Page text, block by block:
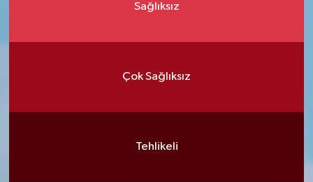
Sağlıksız
Çok Sağlıksız
Tehlikeli